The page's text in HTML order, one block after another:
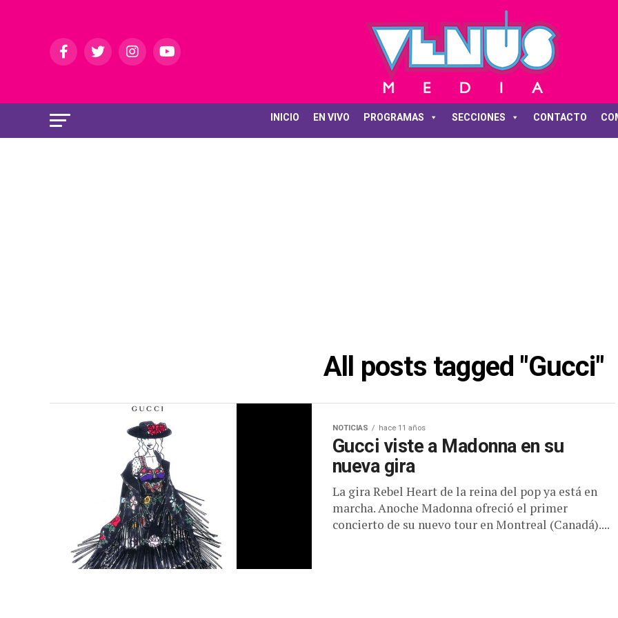
INICIO EN VIVO PROGRAMAS SECCIONES CONTACTO
All posts tagged "Gucci"
NOTICIAS hace 11 años
Gucci viste a Madonna en su
nueva gira
La gira Rebel Heart de la reina del pop ya está en
marcha. Anoche Madonna ofreció el primer
concierto de su nuevo tour en Montreal (Canadá)....